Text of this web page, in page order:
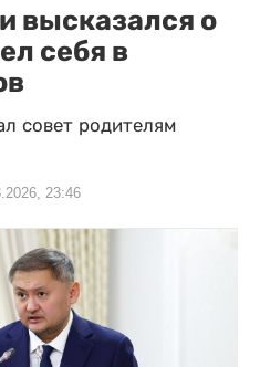
высказался о
себя в
совет родителям
23:46